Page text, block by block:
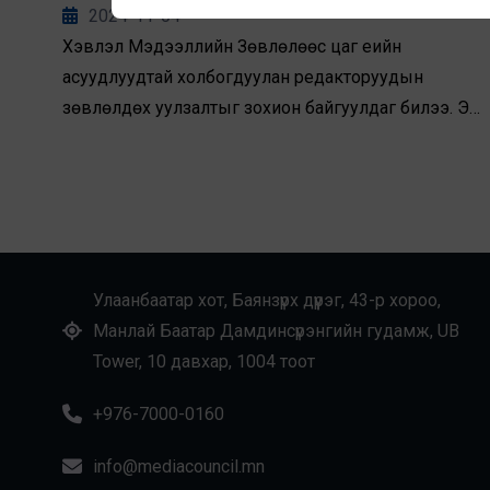
2024-11-04
Хэвлэл Мэдээллийн Зөвлөлөөс цаг үеийн
асуудлуудтай холбогдуулан редакторуудын
зөвлөлдөх уулзалтыг зохион байгуулдаг билээ. Энэ
Улаанбаатар хот, Баянзүрх дүүрэг, 43-р хороо,
Манлай Баатар Дамдинсүрэнгийн гудамж, UB
Tower, 10 давхар, 1004 тоот
+976-7000-0160
info@mediacouncil.mn